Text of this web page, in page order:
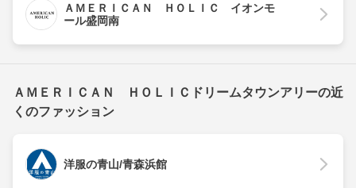
ＡＭＥＲＩＣＡＮ ＨＯＬＩＣ イオンモ
ール盛岡南
ＡＭＥＲＩＣＡＮ ＨＯＬＩＣドリームタウンアリーの近
くのファッション
洋服の青山/青森浜館